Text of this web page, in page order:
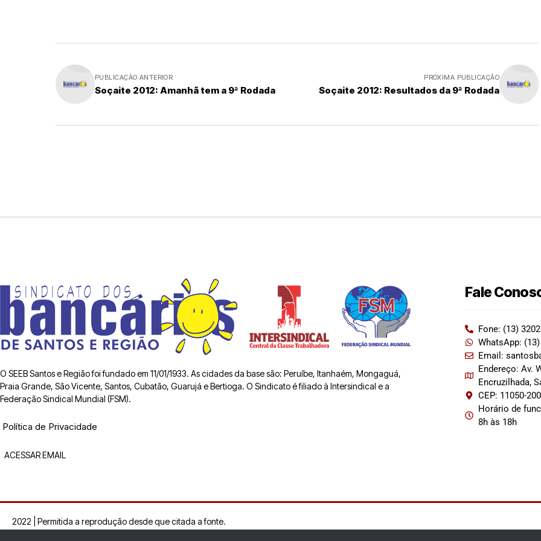
PUBLICAÇÃO ANTERIOR
Soçaite 2012: Amanhã tem a 9ª Rodada
PRÓXIMA PUBLICAÇÃO
Soçaite 2012: Resultados da 9ª Rodada
O SEEB Santos e Região foi fundado em 11/01/1933. As cidades da base são: Peruíbe, Itanhaém, Mongaguá,
Praia Grande, São Vicente, Santos, Cubatão, Guarujá e Bertioga. O Sindicato é filiado à Intersindical e a
Federação Sindical Mundial (FSM).
Política de Privacidade
ACESSAR EMAIL
Fale
Fone: (13)
WhatsApp:
Email:
Endereço: Av.
Encruzilhada,
CEP: 11050-200
Horário de
8h às 18h
2022 | Permitida a reprodução desde que citada a fonte.